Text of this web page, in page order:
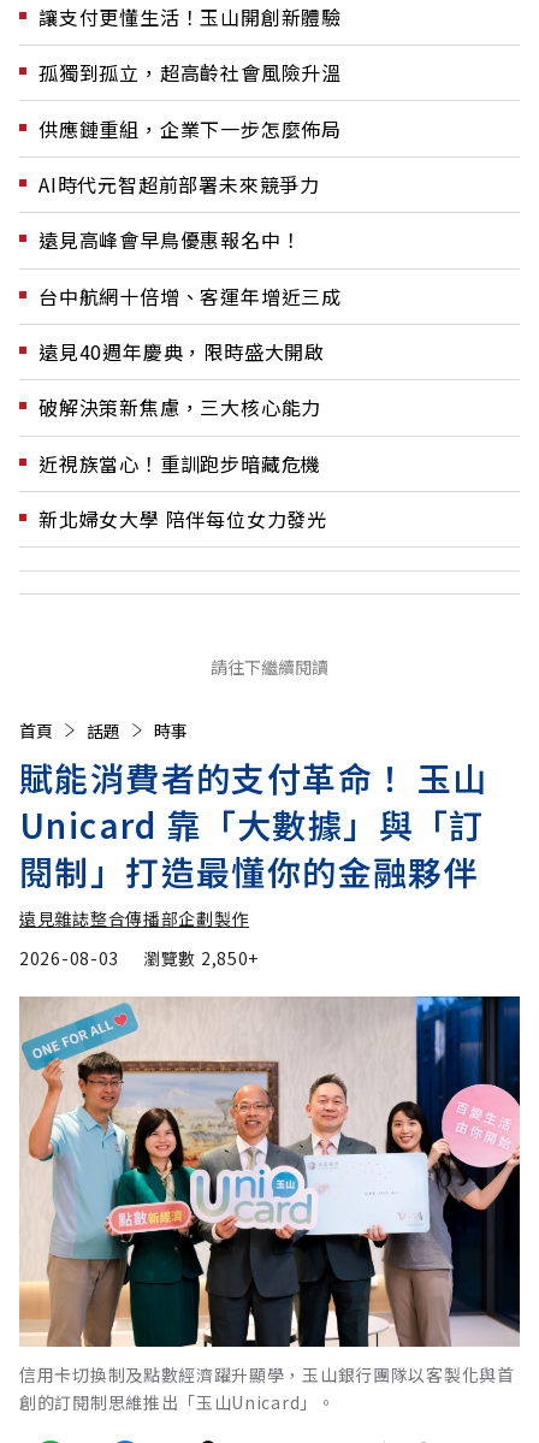
讓支付更懂生活！玉山開創新體驗
孤獨到孤立，超高齡社會風險升溫
供應鏈重組，企業下一步怎麼佈局
AI時代元智超前部署未來競爭力
遠見高峰會早鳥優惠報名中！
台中航網十倍增、客運年增近三成
遠見40週年慶典，限時盛大開啟
破解決策新焦慮，三大核心能力
近視族當心！重訓跑步暗藏危機
新北婦女大學 陪伴每位女力發光
請往下繼續閱讀
首頁 話題 時事
賦能消費者的支付革命！ 玉山
Unicard 靠「大數據」與「訂
閱制」打造最懂你的金融夥伴
遠見雜誌整合傳播部企劃製作
2026-08-03
瀏覽數 2,850+
信用卡切換制及點數經濟躍升顯學，玉山銀行團隊以客製化與首
創的訂閱制思維推出「玉山Unicard」。